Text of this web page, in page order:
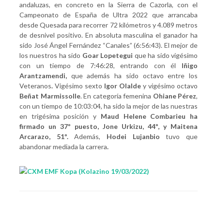
andaluzas, en concreto en la Sierra de Cazorla, con el
Campeonato de España de Ultra 2022 que arrancaba
desde Quesada para recorrer 72 kilómetros y 4.089 metros
de desnivel positivo. En absoluta masculina el ganador ha
sido José Ángel Fernández “Canales” (6:56:43). El mejor de
los nuestros ha sido Goar Lopetegui que ha sido vigésimo
con un tiempo de 7:46:28, entrando con él Iñigo
Arantzamendi, que además ha sido octavo entre los
Veteranos. Vigésimo sexto Igor Olalde y vigésimo octavo
Beñat Marmissolle. En categoría femenina Ohiane Pérez,
con un tiempo de 10:03:04, ha sido la mejor de las nuestras
en trigésima posición y Maud Helene Combarieu ha
firmado un 37º puesto, Jone Urkizu, 44º, y Maitena
Arcarazo, 51º.Además, Hodei Lujanbiotuvo que
abandonar mediada la carrera.